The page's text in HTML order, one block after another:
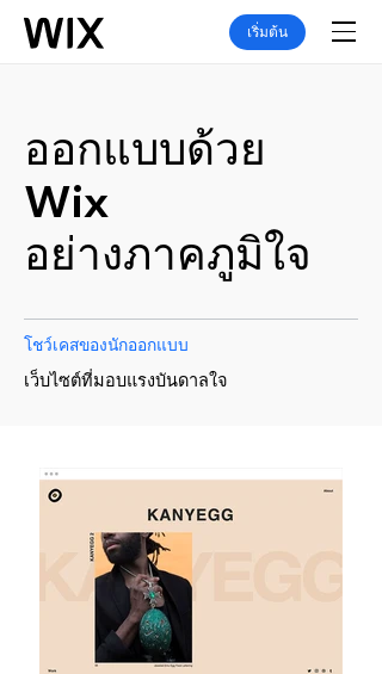
เริ่มต้น
โชว์เคสของนักออกแบบ
เว็บไซต์ที่มอบแรงบันดาลใจ
ออกแบบด้วย
Wix
อย่างภาคภูมิใจ